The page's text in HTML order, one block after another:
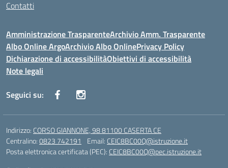
Contatti
Amministrazione TrasparenteArchivio Amm. Trasparente
Albo Online ArgoArchivio Albo OnlinePrivacy Policy
Dichiarazione di accessibilitàObiettivi di accessibilità
Note legali
Seguici su:
Indirizzo: CORSO GIANNONE, 98 81100 CASERTA CE
Centralino:0823 742191 Email: CEIC8BC00Q@istruzione.it
Posta elettronica certificata (PEC): CEIC8BC00Q@pec.istruzione.it